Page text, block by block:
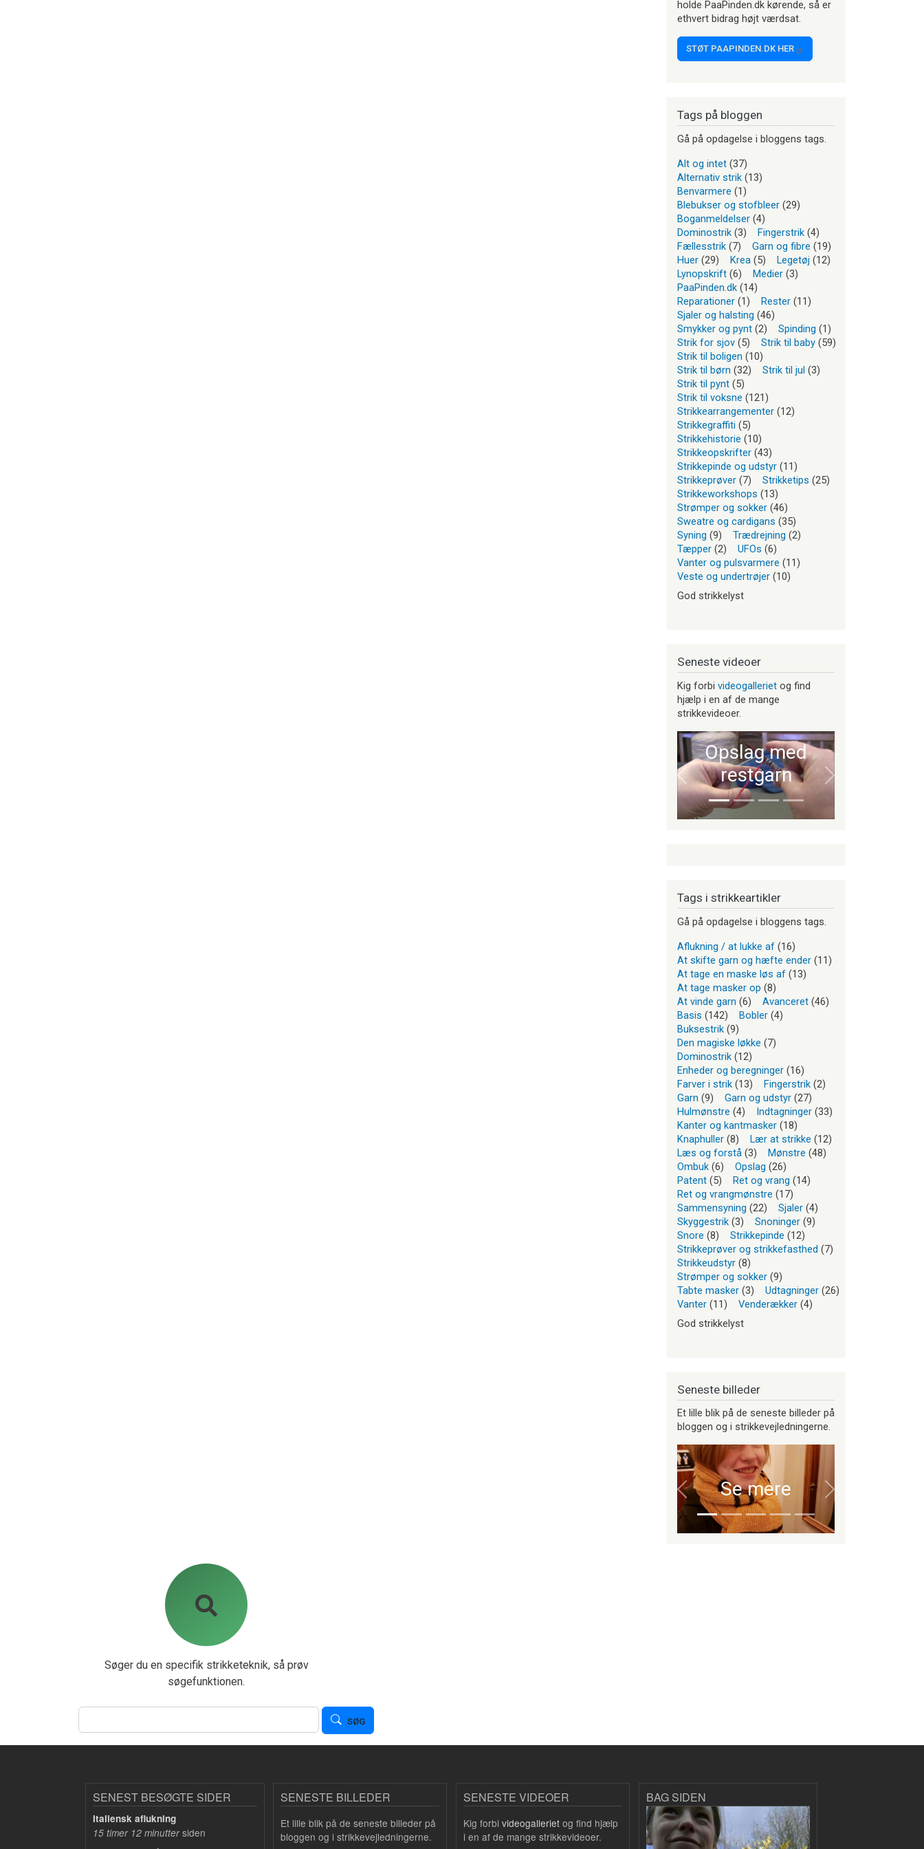
holde PaaPinden.dk kørende, så er
ethvert bidrag højt værdsat.
STØT PAAPINDEN.DK HER
Tags på bloggen
Gå på opdagelse i bloggens tags.
Alt og intet (37)
Alternativ strik (13)
Benvarmere (1)
Blebukser og stofbleer (29)
Boganmeldelser (4)
Dominostrik (3) Fingerstrik (4)
Fællesstrik (7) Garn og fibre (19)
Huer (29) Krea (5) Legetøj (12)
Lynopskrift (6) Medier (3)
PaaPinden.dk (14)
Reparationer (1) Rester (11)
Sjaler og halsting (46)
Smykker og pynt (2) Spinding (1)
Strik for sjov (5) Strik til baby (59)
Strik til boligen (10)
Strik til børn (32) Strik til jul (3)
Strik til pynt (5)
Strik til voksne (121)
Strikkearrangementer (12)
Strikkegraffiti (5)
Strikkehistorie (10)
Strikkeopskrifter (43)
Strikkepinde og udstyr (11)
Strikkeprøver (7) Strikketips (25)
Strikkeworkshops (13)
Strømper og sokker (46)
Sweatre og cardigans (35)
Syning (9) Trædrejning (2)
Tæpper (2) UFOs (6)
Vanter og pulsvarmere (11)
Veste og undertrøjer (10)
God strikkelyst
Seneste videoer
Kig forbi videogalleriet og find
hjælp i en af de mange
strikkevideoer.
Opslag med
restgarn
Forrige Næste
Tags i strikkeartikler
Gå på opdagelse i bloggens tags.
Aflukning / at lukke af (16)
At skifte garn og hæfte ender (11)
At tage en maske løs af (13)
At tage masker op (8)
At vinde garn (6) Avanceret (46)
Basis (142) Bobler (4)
Buksestrik (9)
Den magiske løkke (7)
Dominostrik (12)
Enheder og beregninger (16)
Farver i strik (13) Fingerstrik (2)
Garn (9) Garn og udstyr (27)
Hulmønstre (4) Indtagninger (33)
Kanter og kantmasker (18)
Knaphuller (8) Lær at strikke (12)
Læs og forstå (3) Mønstre (48)
Ombuk (6) Opslag (26)
Patent (5) Ret og vrang (14)
Ret og vrangmønstre (17)
Sammensyning (22) Sjaler (4)
Skyggestrik (3) Snoninger (9)
Snore (8) Strikkepinde (12)
Strikkeprøver og strikkefasthed (7)
Strikkeudstyr (8)
Strømper og sokker (9)
Tabte masker (3) Udtagninger (26)
Vanter (11) Venderækker (4)
God strikkelyst
Seneste billeder
Et lille blik på de seneste billeder på
bloggen og i strikkevejledningerne.
Se mere
Forrige Næste
Søger du en specifik strikketeknik, så prøv
søgefunktionen.
SØG
SENEST BESØGTE SIDER
Italiensk aflukning
15 timer 12 minuttersiden
SENESTE BILLEDER
Et lille blik på de seneste billeder på
bloggen og i strikkevejledningerne.
SENESTE VIDEOER
Kig forbi videogallerietog find hjælp
i en af de mange strikkevideoer.
BAG SIDEN